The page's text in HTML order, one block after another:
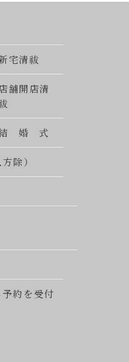
宅清祓
舗開店清
婚 式
除）
約を受付